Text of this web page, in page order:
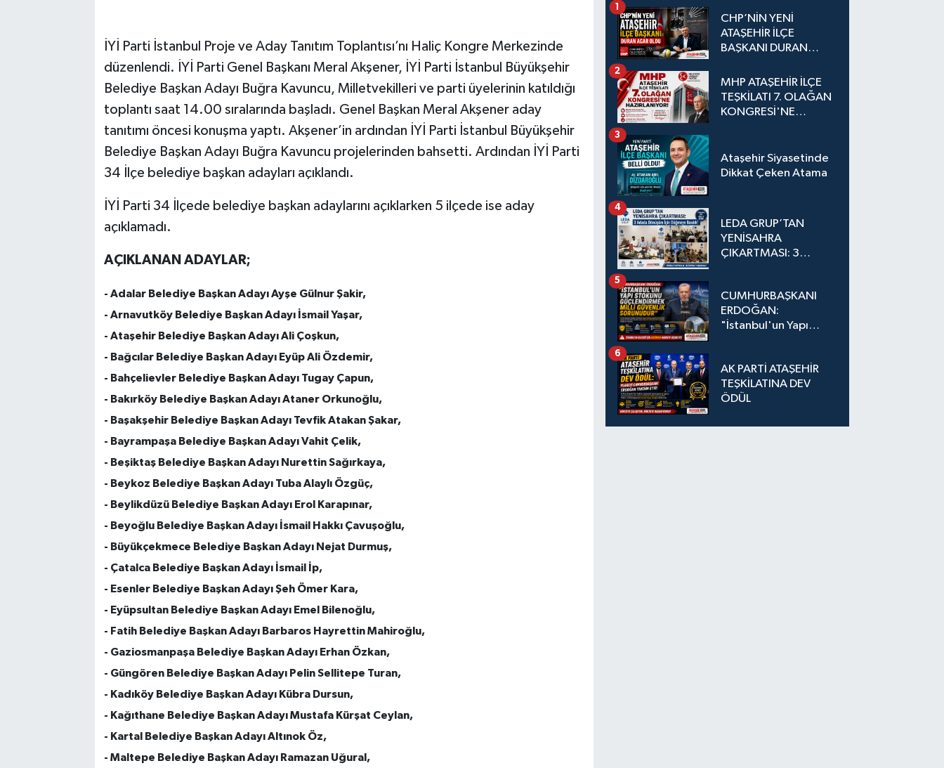
İYİ Parti İstanbul Proje ve Aday Tanıtım Toplantısı’nı Haliç Kongre Merkezinde
düzenlendi. İYİ Parti Genel Başkanı Meral Akşener, İYİ Parti İstanbul Büyükşehir
Belediye Başkan Adayı Buğra Kavuncu, Milletvekilleri ve parti üyelerinin katıldığı
toplantı saat 14.00 sıralarında başladı. Genel Başkan Meral Akşener aday
tanıtımı öncesi konuşma yaptı. Akşener’in ardından İYİ Parti İstanbul Büyükşehir
Belediye Başkan Adayı Buğra Kavuncu projelerinden bahsetti. Ardından İYİ Parti
34 İlçe belediye başkan adayları açıklandı.
İYİ Parti 34 İlçede belediye başkan adaylarını açıklarken 5 ilçede ise aday
açıklamadı.
AÇIKLANAN ADAYLAR;
- Adalar Belediye Başkan Adayı Ayşe Gülnur Şakir,
- Arnavutköy Belediye Başkan Adayı İsmail Yaşar,
- Ataşehir Belediye Başkan Adayı Ali Çoşkun,
- Bağcılar Belediye Başkan Adayı Eyüp Ali Özdemir,
- Bahçelievler Belediye Başkan Adayı Tugay Çapun,
- Bakırköy Belediye Başkan Adayı Ataner Orkunoğlu,
- Başakşehir Belediye Başkan Adayı Tevfik Atakan Şakar,
- Bayrampaşa Belediye Başkan Adayı Vahit Çelik,
- Beşiktaş Belediye Başkan Adayı Nurettin Sağırkaya,
- Beykoz Belediye Başkan Adayı Tuba Alaylı Özgüç,
- Beylikdüzü Belediye Başkan Adayı Erol Karapınar,
- Beyoğlu Belediye Başkan Adayı İsmail Hakkı Çavuşoğlu,
- Büyükçekmece Belediye Başkan Adayı Nejat Durmuş,
- Çatalca Belediye Başkan Adayı İsmail İp,
- Esenler Belediye Başkan Adayı Şeh Ömer Kara,
- Eyüpsultan Belediye Başkan Adayı Emel Bilenoğlu,
- Fatih Belediye Başkan Adayı Barbaros Hayrettin Mahiroğlu,
- Gaziosmanpaşa Belediye Başkan Adayı Erhan Özkan,
- Güngören Belediye Başkan Adayı Pelin Sellitepe Turan,
- Kadıköy Belediye Başkan Adayı Kübra Dursun,
- Kağıthane Belediye Başkan Adayı Mustafa Kürşat Ceylan,
- Kartal Belediye Başkan Adayı Altınok Öz,
- Maltepe Belediye Başkan Adayı Ramazan Uğural,
CHP’NİN YENİ
ATAŞEHİR İLÇE
BAŞKANI DURAN
1
MHP ATAŞEHİR İLÇE
TEŞKİLATI 7. OLAĞAN
KONGRESİ'NE
2
Ataşehir Siyasetinde
Dikkat Çeken Atama
3
LEDA GRUP’TAN
YENİSAHRA
ÇIKARTMASI: 3
4
CUMHURBAŞKANI
ERDOĞAN:
"İstanbul'un Yapı
Güvenlik Sorunudur"
5
AK PARTİ ATAŞEHİR
TEŞKİLATINA DEV
ÖDÜL
6